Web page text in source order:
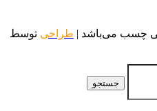
چسب می‌باشد | طراحی توسط
جستجو